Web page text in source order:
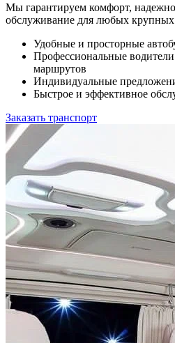
Мы гарантируем комфорт,
обслуживание для любых
Удобные и просторные
Профессиональные
маршрутов
Индивидуальные
Быстрое и эффективное
Заказать транспорт